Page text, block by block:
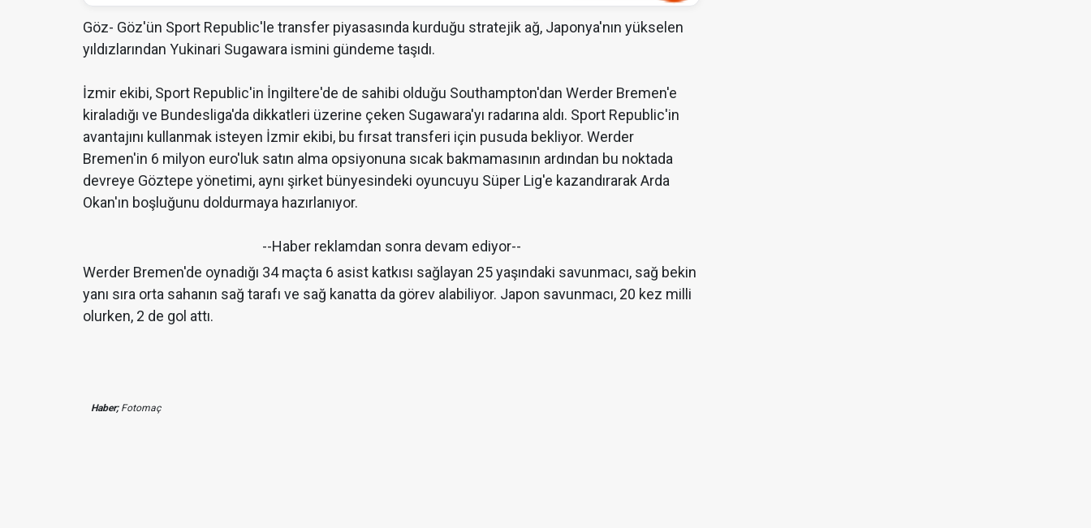
Göz- Göz'ün Sport Republic'le transfer piyasasında kurduğu stratejik ağ, Japonya'nın yükselen
yıldızlarından Yukinari Sugawara ismini gündeme taşıdı.
İzmir ekibi, Sport Republic'in İngiltere'de de sahibi olduğu Southampton'dan Werder Bremen'e
kiraladığı ve Bundesliga'da dikkatleri üzerine çeken Sugawara'yı radarına aldı. Sport Republic'in
avantajını kullanmak isteyen İzmir ekibi, bu fırsat transferi için pusuda bekliyor. Werder
Bremen'in 6 milyon euro'luk satın alma opsiyonuna sıcak bakmamasının ardından bu noktada
devreye Göztepe yönetimi, aynı şirket bünyesindeki oyuncuyu Süper Lig'e kazandırarak Arda
Okan'ın boşluğunu doldurmaya hazırlanıyor.
--Haber reklamdan sonra devam ediyor--
Werder Bremen'de oynadığı 34 maçta 6 asist katkısı sağlayan 25 yaşındaki savunmacı, sağ bekin
yanı sıra orta sahanın sağ tarafı ve sağ kanatta da görev alabiliyor. Japon savunmacı, 20 kez milli
olurken, 2 de gol attı.
Haber;Fotomaç